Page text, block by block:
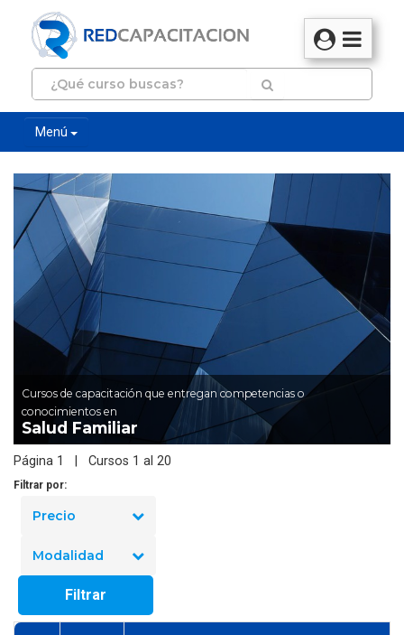
Menú
Cursos de capacitación que entregan competencias o
conocimientos en
Salud Familiar
Página 1 | Cursos 1 al 20
Filtrar por:
Precio
Modalidad
Filtrar